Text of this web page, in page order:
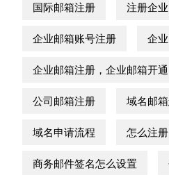
国际邮箱注册 注册企
企业邮箱账号注册 企
企业邮箱注册，企业邮箱开通
公司邮箱注册 域名邮
域名申请流程 怎么注
商务邮件签名怎么设置